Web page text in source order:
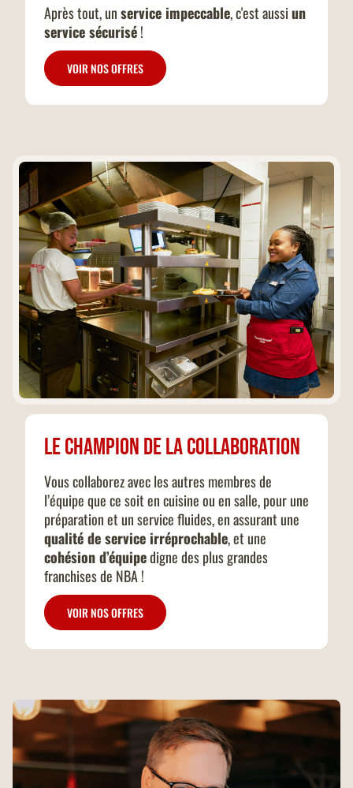
Après tout, unservice impeccable, c'est aussiun
service sécurisé!
VOIR NOS OFFRES
Le champion de la collaboration
Vous collaborez avec les autres membres de
l’équipe que ce soit en cuisine ou en salle, pour une
préparation et un service fluides, en assurant une
qualité de service irréprochable, et une
cohésion d’équipedigne des plus grandes
franchises de NBA !
VOIR NOS OFFRES